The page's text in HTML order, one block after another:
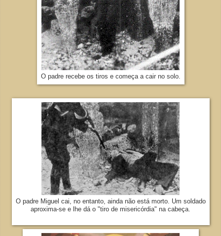
O padre recebe os tiros e começa a cair no solo.
O padre Miguel cai, no entanto, ainda não está morto. Um soldado
aproxima-se e lhe dá o "tiro de misericórdia" na cabeça.